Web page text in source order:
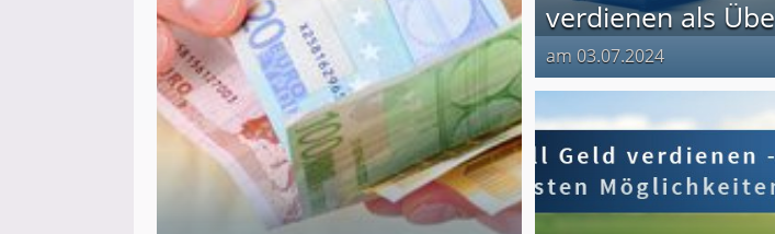
verdienen als
am 03.07.2024
I❶I Schnell Geld